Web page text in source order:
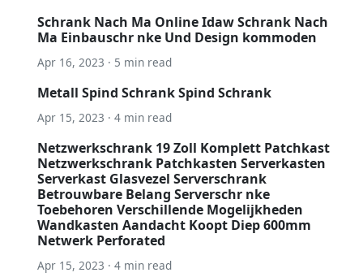
Schrank Nach Ma Online Idaw Schrank Nach
Ma Einbauschr nke Und Design kommoden
Apr 16, 2023 · 5 min read
Metall Spind Schrank Spind Schrank
Apr 15, 2023 · 4 min read
Netzwerkschrank 19 Zoll Komplett Patchkast
Netzwerkschrank Patchkasten Serverkasten
Serverkast Glasvezel Serverschrank
Betrouwbare Belang Serverschr nke
Toebehoren Verschillende Mogelijkheden
Wandkasten Aandacht Koopt Diep 600mm
Netwerk Perforated
Apr 15, 2023 · 4 min read